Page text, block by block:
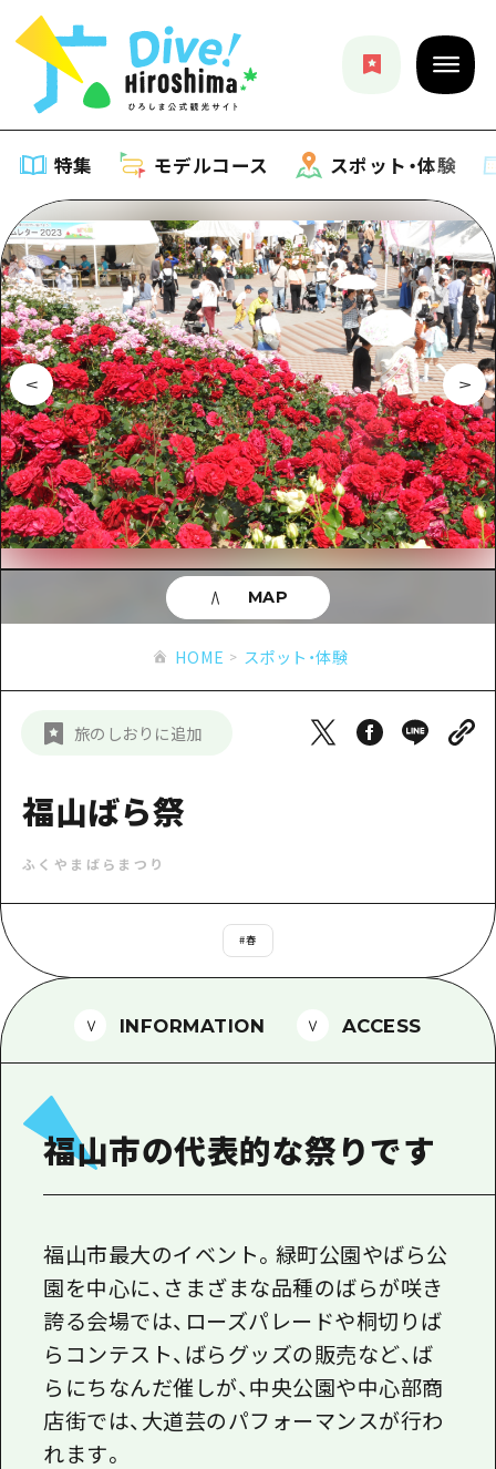
特集 モデルコース スポット・体験
特集
特集一覧
おすすめ
アート
イベント・祭り
グルメ・酒
サイクリング
ショッピング
スポーツ
ナイトライフ
定番
モデルコース
モデルコース一覧
Dive! Hiroshima 公式ガイド
広島もしもトラベル
あたらしい非日常
広島市周辺
安芸
備北
芸北
山口県東部
弾丸
日帰り
2泊3日
スポット・体験
スポット・体験一覧
広島市周辺
安芸
備後
備北
芸北
山口県東部
愛媛県
島根県
イベント
旬情報
お役立ち情報
お役立ち情報一覧
アクセス
お得な周遊チケット
HIROSHIMA FREE Wi-Fi
観光案内所
広島県を訪れる外国人旅行者向け情報一
ボランティアガイド
ガイドブック
よくあるご質問
メディア掲載情報
フォトダウンロード
関連リンク
新着情報
事業者・学校関係者の皆さま
HOME スポット・体験
旅のしおりに追加
福山ばら祭
ふくやまばらまつり
#春
MAP
INFORMATION ACCESS
福山市の代表的な祭りです
福山市最大のイベント。緑町公園やばら公
園を中心に、さまざまな品種のばらが咲き
誇る会場では、ローズパレードや桐切りば
らコンテスト、ばらグッズの販売など、ば
らにちなんだ催しが、中央公園や中心部商
店街では、大道芸のパフォーマンスが行わ
れます。